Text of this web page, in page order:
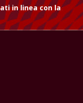
in linea con la